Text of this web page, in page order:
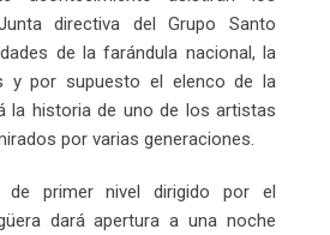
directiva del Grupo Santo
de la farándula nacional, la
y por supuesto el elenco de la
la historia de uno de los artistas
por varias generaciones.
de primer nivel dirigido por el
dará apertura a una noche